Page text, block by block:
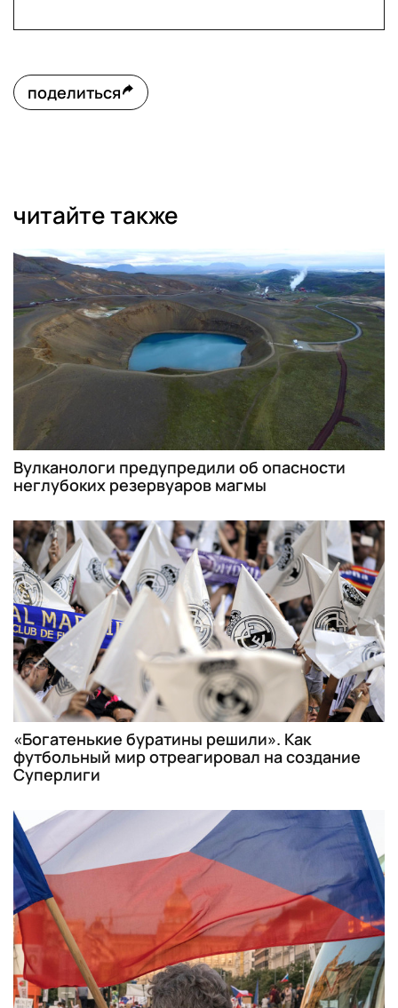
поделиться
читайте также
Вулканологи предупредили об опасности
неглубоких резервуаров магмы
«Богатенькие буратины решили». Как
футбольный мир отреагировал на создание
Суперлиги